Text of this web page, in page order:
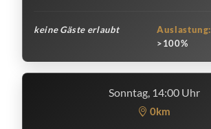
keine Gäste erlaubt
Auslastung:
>100%
Sonntag, 14:00 Uhr
0km